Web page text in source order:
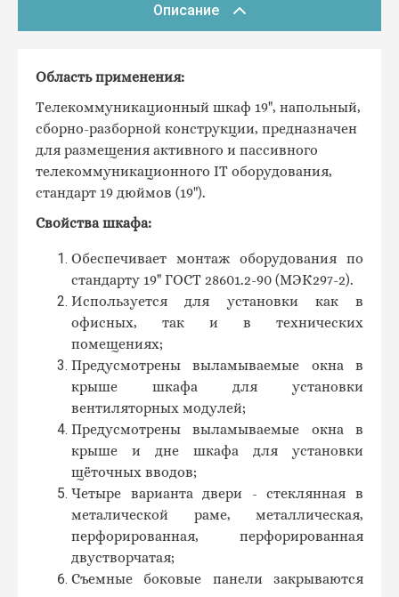
Описание
Область применения:
Телекоммуникационный шкаф 19", напольный,
сборно-разборной конструкции, предназначен
для размещения активного и пассивного
телекоммуникационного IT оборудования,
стандарт 19 дюймов (19").
Свойства шкафа:
Обеспечивает монтаж оборудования по
стандарту 19" ГОСТ 28601.2-90 (МЭК297-2).
Используется для установки как в
офисных, так и в технических
помещениях;
Предусмотрены выламываемые окна в
крыше шкафа для установки
вентиляторных модулей;
Предусмотрены выламываемые окна в
крыше и дне шкафа для установки
щёточных вводов;
Четыре варианта двери - стеклянная в
металической раме, металлическая,
перфорированная, перфорированная
двустворчатая;
Съемные боковые панели закрываются